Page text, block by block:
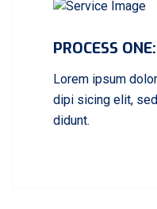
PROCESS
Lorem ipsum
dipi sicing elit,
didunt.